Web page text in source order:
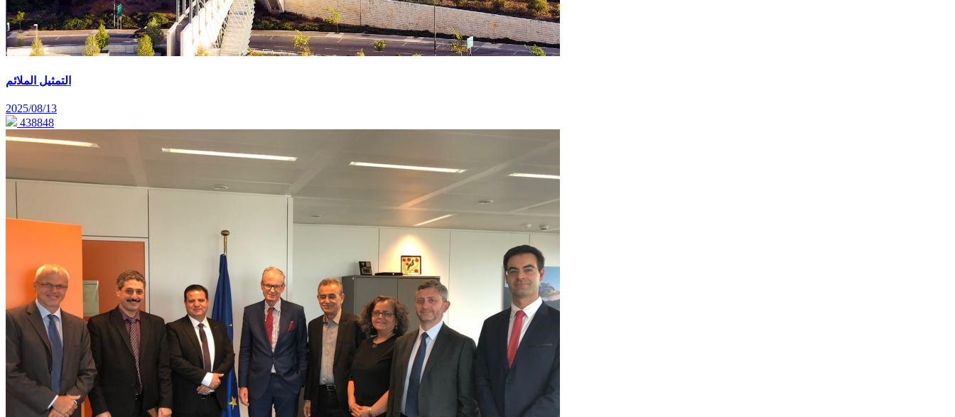
التمثيل الملائم
2025/08/13
438848